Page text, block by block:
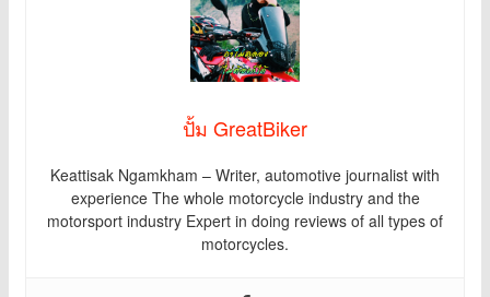
ปั้ม GreatBiker
Keattisak Ngamkham – Writer, automotive journalist with
experience The whole motorcycle industry and the
motorsport industry Expert in doing reviews of all types of
motorcycles.